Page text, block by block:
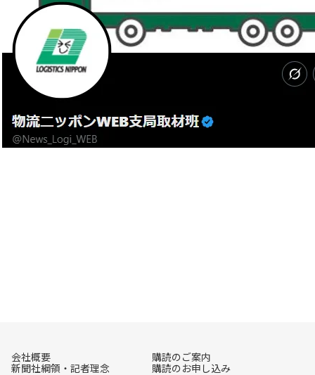
会社概要
新聞社綱領・記者理念
購読のご案内
購読のお申し込み